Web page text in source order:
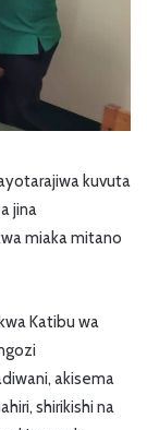
kuvuta
jina
miaka mitano
Katibu wa
akisema
shirikishi na